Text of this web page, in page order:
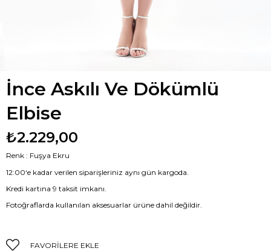
İnce Askılı Ve Dökümlü
Elbise
₺2.229,00
Renk : Fuşya Ekru
12:00‘e kadar verilen siparişleriniz aynı gün kargoda.
Kredi kartına 9 taksit imkanı.
Fotoğraflarda kullanılan aksesuarlar ürüne dahil değildir.
FAVORILERE EKLE